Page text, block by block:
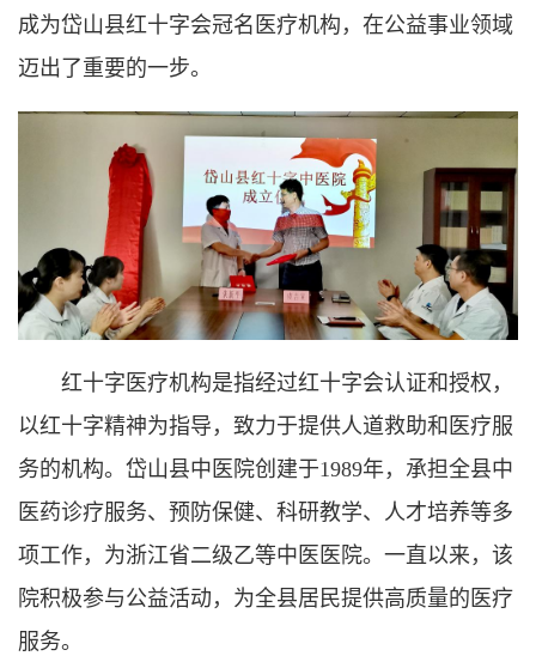
成为岱山县红十字会冠名医疗机构，在公益事业领域
迈出了重要的一步。
红十字医疗机构是指经过红十字会认证和授权，
以红十字精神为指导，致力于提供人道救助和医疗服
务的机构。岱山县中医院创建于1989年，承担全县中
医药诊疗服务、预防保健、科研教学、人才培养等多
项工作，为浙江省二级乙等中医医院。一直以来，该
院积极参与公益活动，为全县居民提供高质量的医疗
服务。